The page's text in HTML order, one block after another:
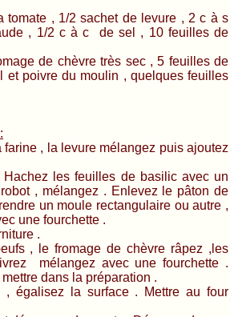
, 1/2 sachet de levure , 2 c à s
, 1/2 c à c de sel , 10 feuilles de
de chèvre très sec , 5 feuilles de
et poivre du moulin , quelques feuilles
, la levure mélangez puis ajoutez
les feuilles de basilic avec un
, mélangez . Enlevez le pâton de
un moule rectangulaire ou autre ,
une fourchette .
.
, le fromage de chèvre râpez ,les
mélangez avec une fourchette .
dans la préparation .
égalisez la surface . Mettre au four